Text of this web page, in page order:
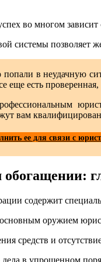
во многом
системы позволяет
попали в неудачную
еще есть
вам
ее для связи с
содержит
оружием
средств и
дела в упрощенном